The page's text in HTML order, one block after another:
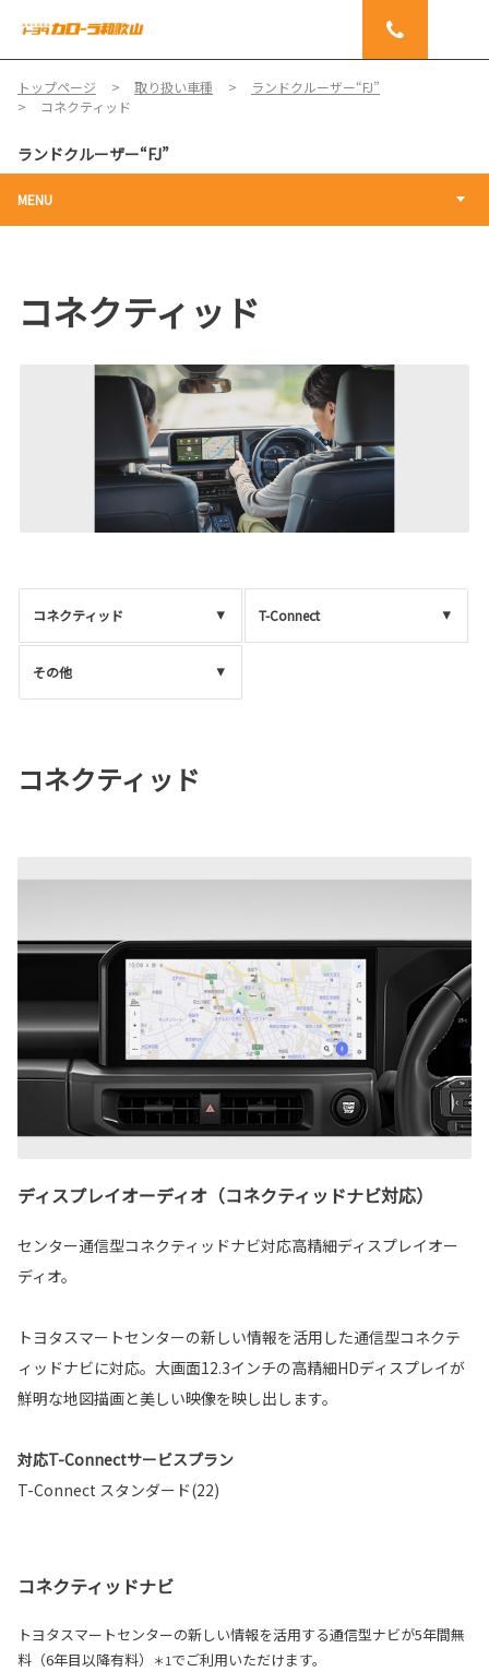
トップページ 取り扱い車種
ランドクルーザー“FJ”
コネクティッド
ランドクルーザー“FJ”
MENU
コネクティッド
コネクティッド T-Connect
その他
コネクティッド
ディスプレイオーディオ（コネクティッドナビ対応）
センター通信型コネクティッドナビ対応高精細ディスプレイオー
ディオ。
トヨタスマートセンターの新しい情報を活用した通信型コネクテ
ィッドナビに対応。大画面12.3インチの高精細HDディスプレイが
鮮明な地図描画と美しい映像を映し出します。
対応T-Connectサービスプラン
T-Connect スタンダード(22)
コネクティッドナビ
トヨタスマートセンターの新しい情報を活用する通信型ナビが5年間無
料（6年目以降有料）
＊1でご利用いただけます。